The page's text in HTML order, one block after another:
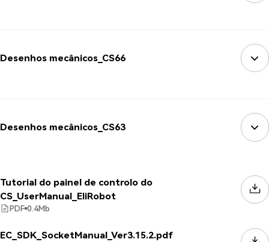
Desenhos mecânicos_CS66
Desenhos mecânicos_CS63
Tutorial do painel de controlo do
CS_UserManual_EliRobot
PDF 0.4Mb
EC_SDK_SocketManual_Ver3.15.2.pdf